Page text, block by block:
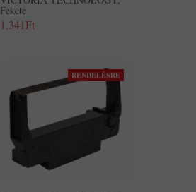
Fekete
1,341Ft
RENDELÉSRE